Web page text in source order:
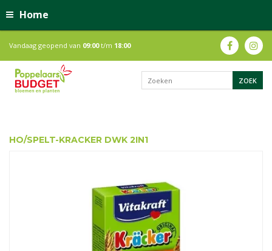
Home
Vandaag geopend van 09:00t/m 18:00
HO/SPELT-KRACKER DWK 2IN1